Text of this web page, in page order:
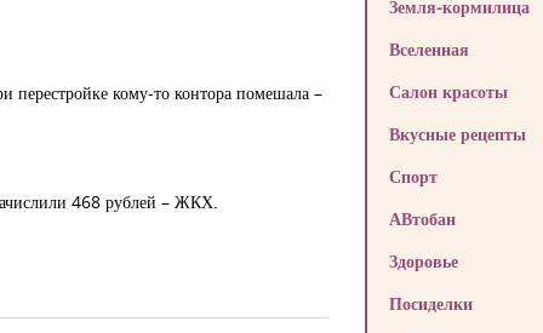
перестройке кому-то контора помешала –
468 рублей – ЖКХ.
Земля-кормилица
Вселенная
Салон красоты
Вкусные рецепты
Спорт
АВтобан
Здоровье
Посиделки